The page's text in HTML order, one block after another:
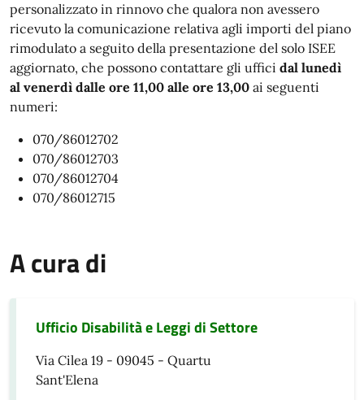
personalizzato in rinnovo che qualora non avessero
ricevuto la comunicazione relativa agli importi del piano
rimodulato a seguito della presentazione del solo ISEE
aggiornato, che possono contattare gli uffici dal lunedì
al venerdì dalle ore 11,00 alle ore 13,00 ai seguenti
numeri:
070/86012702
070/86012703
070/86012704
070/86012715
A cura di
Ufficio Disabilità e Leggi di Settore
Via Cilea 19 - 09045 - Quartu
Sant'Elena